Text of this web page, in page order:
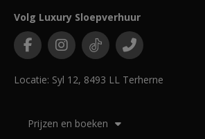
Volg Luxury Sloepverhuur
Locatie: Syl 12, 8493 LL Terherne
Prijzen en boeken